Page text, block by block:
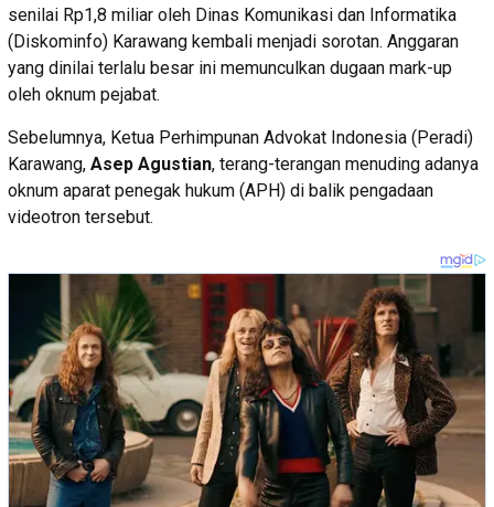
senilai Rp1,8 miliar oleh Dinas Komunikasi dan Informatika
(Diskominfo) Karawang kembali menjadi sorotan. Anggaran
yang dinilai terlalu besar ini memunculkan dugaan mark-up
oleh oknum pejabat.
Sebelumnya, Ketua Perhimpunan Advokat Indonesia (Peradi)
Karawang, Asep Agustian, terang-terangan menuding adanya
oknum aparat penegak hukum (APH) di balik pengadaan
videotron tersebut.